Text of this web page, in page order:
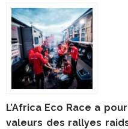
L’Africa Eco Race a
valeurs des rallyes